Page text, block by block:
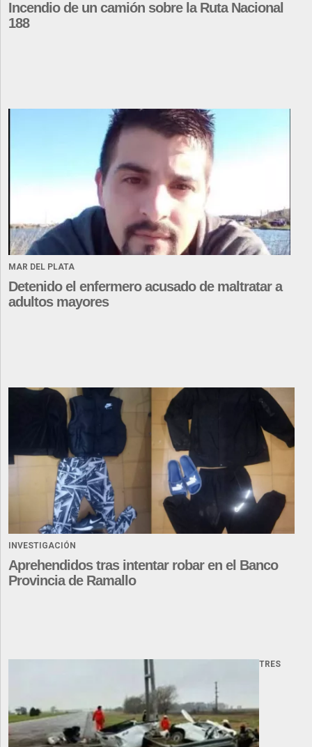
Incendio de un camión sobre la Ruta Nacional
188
MAR DEL PLATA
Detenido el enfermero acusado de maltratar a
adultos mayores
INVESTIGACIÓN
Aprehendidos tras intentar robar en el Banco
Provincia de Ramallo
TRES